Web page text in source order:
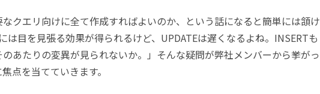
クエリ向けに全て作成すればよいのか、という話になると簡単には頷け
は目を見張る効果が得られるけど、UPDATEは遅くなるよね。INSERTも
あたりの変異が見られないか。」そんな疑問が弊社メンバーから挙がっ
点を当てていきます。